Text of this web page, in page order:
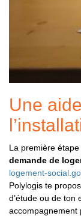
Une
La première
demande de
logement-
Polylogis te
d’étude ou de ton
accompagnement